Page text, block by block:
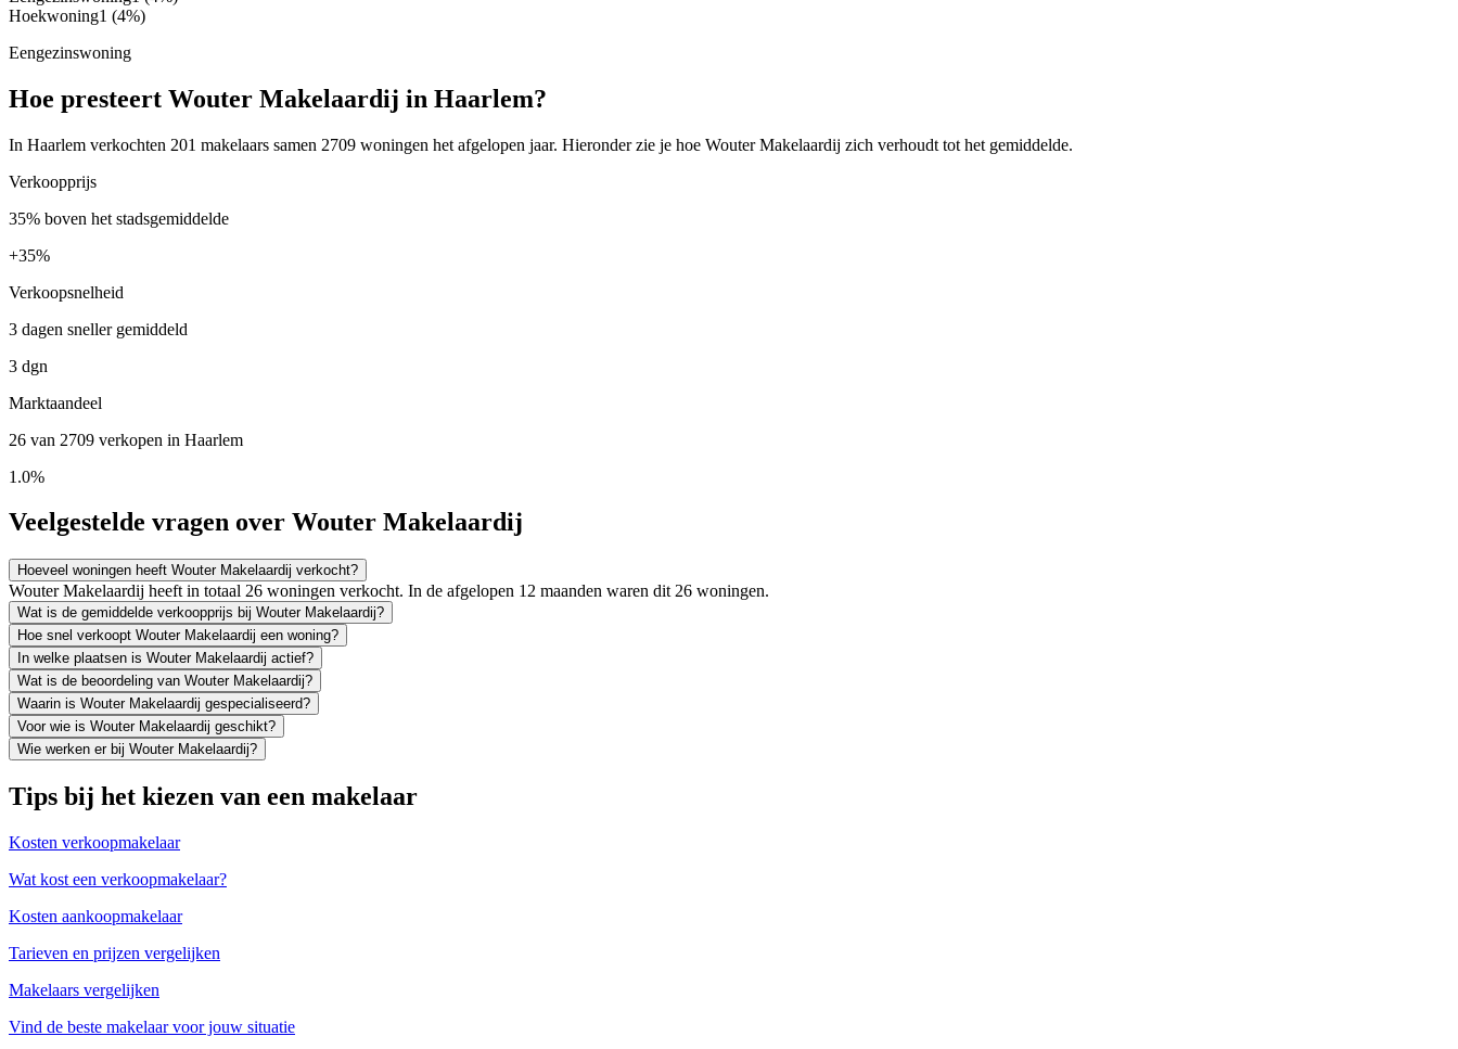
Hoekwoning1 (4%)
Eengezinswoning
Hoe presteert Wouter Makelaardij in Haarlem?
In Haarlem verkochten 201 makelaars samen 2709 woningen het afgelopen jaar. Hieronder zie je hoe Wouter Makelaardij zich verhoudt tot het gemiddelde.
Verkoopprijs
35% boven het stadsgemiddelde
+35%
Verkoopsnelheid
3 dagen sneller gemiddeld
3 dgn
Marktaandeel
26 van 2709 verkopen in Haarlem
1.0%
Veelgestelde vragen over Wouter Makelaardij
Hoeveel woningen heeft Wouter Makelaardij verkocht?
Wouter Makelaardij heeft in totaal 26 woningen verkocht. In de afgelopen 12 maanden waren dit 26 woningen.
Wat is de gemiddelde verkoopprijs bij Wouter Makelaardij?
Hoe snel verkoopt Wouter Makelaardij een woning?
In welke plaatsen is Wouter Makelaardij actief?
Wat is de beoordeling van Wouter Makelaardij?
Waarin is Wouter Makelaardij gespecialiseerd?
Voor wie is Wouter Makelaardij geschikt?
Wie werken er bij Wouter Makelaardij?
Tips bij het kiezen van een makelaar
Kosten verkoopmakelaar
Wat kost een verkoopmakelaar?
Kosten aankoopmakelaar
Tarieven en prijzen vergelijken
Makelaars vergelijken
Vind de beste makelaar voor jouw situatie